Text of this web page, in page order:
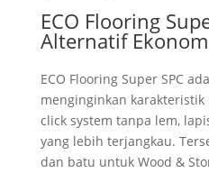
ECO Flooring
Alternatif
ECO Flooring Super SPC
menginginkan
click system tanpa lem,
yang lebih terjangkau.
dan batu untuk Wood &